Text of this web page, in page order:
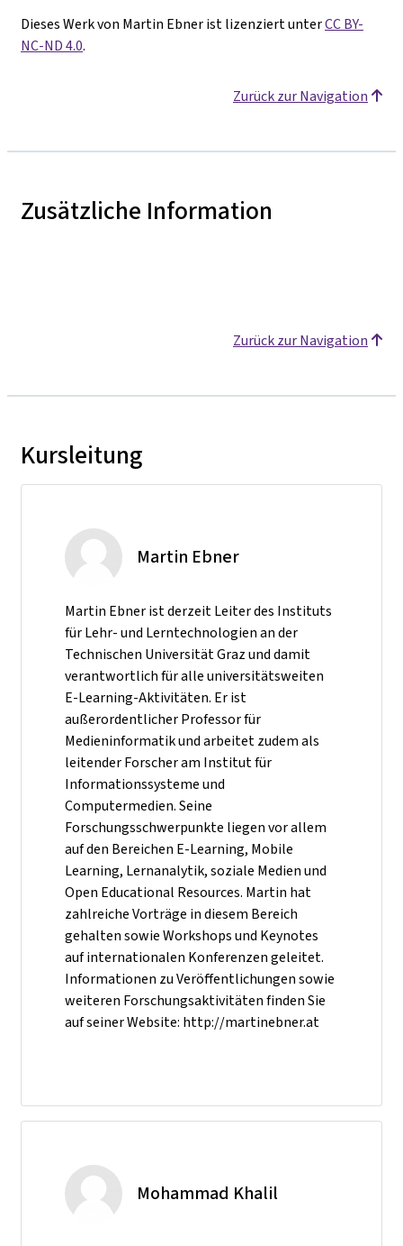
Dieses Werk von Martin Ebner ist lizenziert unterCC BY-
NC-ND 4.0.
Zurück zur Navigation
Zusätzliche Information
Zurück zur Navigation
Kursleitung
Martin Ebner
Martin Ebner ist derzeit Leiter des Instituts
für Lehr- und Lerntechnologien an der
Technischen Universität Graz und damit
verantwortlich für alle universitätsweiten
E-Learning-Aktivitäten. Er ist
außerordentlicher Professor für
Medieninformatik und arbeitet zudem als
leitender Forscher am Institut für
Informationssysteme und
Computermedien. Seine
Forschungsschwerpunkte liegen vor allem
auf den Bereichen E-Learning, Mobile
Learning, Lernanalytik, soziale Medien und
Open Educational Resources. Martin hat
zahlreiche Vorträge in diesem Bereich
gehalten sowie Workshops und Keynotes
auf internationalen Konferenzen geleitet.
Informationen zu Veröffentlichungen sowie
weiteren Forschungsaktivitäten finden Sie
auf seiner Website: http://martinebner.at
Mohammad Khalil